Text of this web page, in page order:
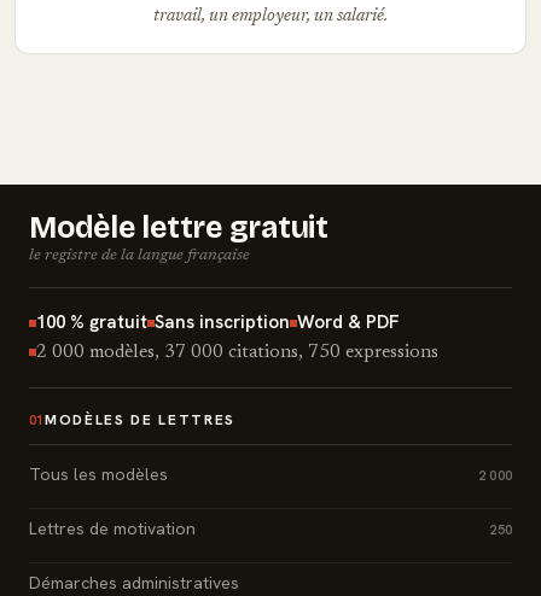
travail, un employeur, un salarié.
Modèle lettre gratuit
le registre de la langue française
100 % gratuit Sans inscription Word & PDF
2 000 modèles, 37 000 citations, 750 expressions
01 MODÈLES DE LETTRES
Tous les modèles 2 000
Lettres de motivation 250
Démarches administratives